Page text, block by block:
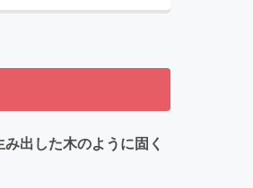
出した木のように固く